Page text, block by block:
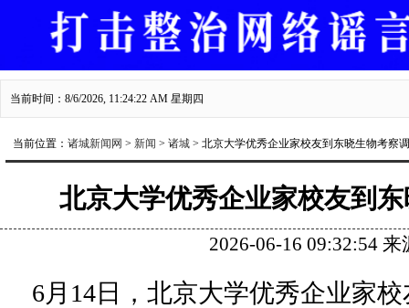
当前时间：8/6/2026, 11:24:22 AM 星期四
当前位置： 诸城新闻网 > 新闻 > 诸城 > 北京大学优秀企业家校友到东晓生物考察
北京大学优秀企业家校友到
2026-06-16 09:32:54 来
6月14日，北京大学优秀企业家